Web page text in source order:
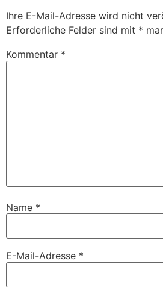
Ihre E-Mail-Adresse wird nicht
Erforderliche Felder sind mit *
Kommentar *
Name *
E-Mail-Adresse *